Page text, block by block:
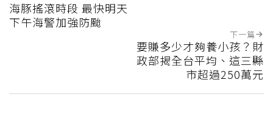
海豚搖滾時段 最快明天
下午海警加強防颱
下一篇
要賺多少才夠養小孩？財
政部揭全台平均、這三縣
市超過250萬元